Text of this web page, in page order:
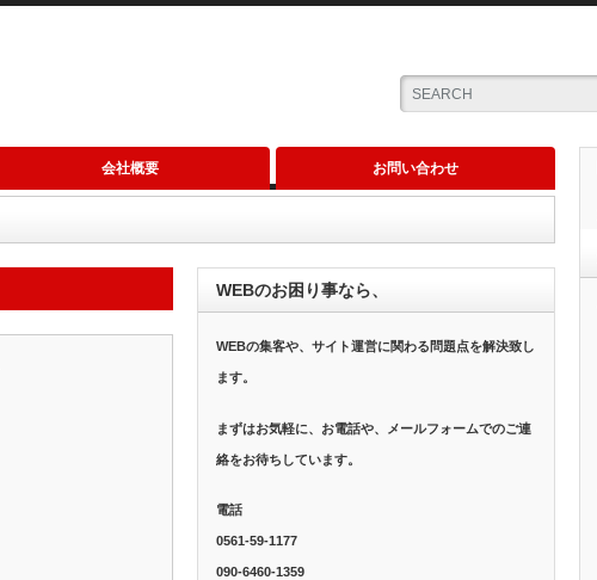
会社概要 お問い合わせ
WEBのお困り事なら、
WEBの集客や、サイト運営に関わる問題点を解決致し
ます。
まずはお気軽に、お電話や、メールフォームでのご連
絡をお待ちしています。
電話
0561-59-1177
090-6460-1359